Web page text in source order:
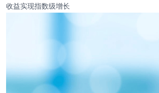
收益实现指数级增长